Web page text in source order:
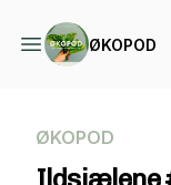
ØKOPOD
ØKOPOD